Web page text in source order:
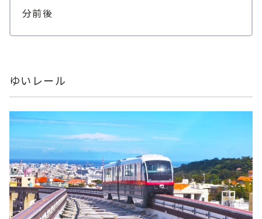
分前後
ゆいレール